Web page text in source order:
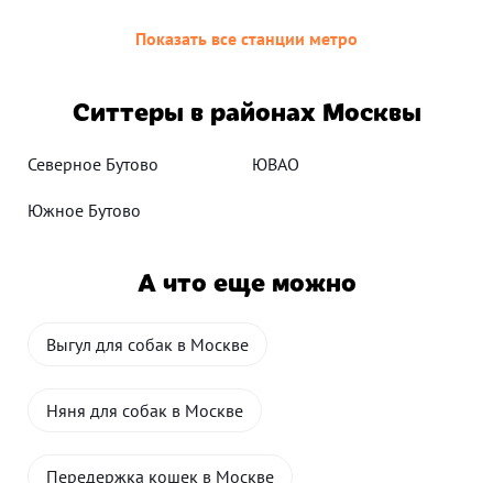
Показать все станции метро
Ситтеры в районах Москвы
Северное Бутово ЮВАО
Южное Бутово
А что еще можно
Выгул для собак в Москве
Няня для собак в Москве
Передержка кошек в Москве